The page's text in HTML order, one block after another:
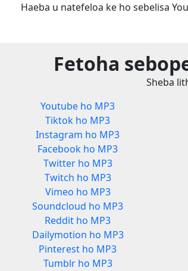
Haeba u natefeloa ke ho sebelisa
Fetoha
Sheba
Youtube ho MP3
Tiktok ho MP3
Instagram ho MP3
Facebook ho MP3
Twitter ho MP3
Twitch ho MP3
Vimeo ho MP3
Soundcloud ho MP3
Reddit ho MP3
Dailymotion ho MP3
Pinterest ho MP3
Tumblr ho MP3